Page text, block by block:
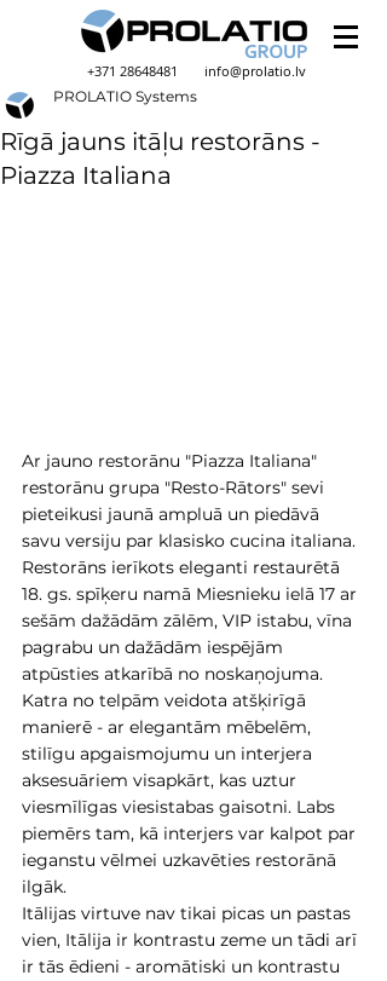
+371 28648481 info@prolatio.lv
Rīgā jauns itāļu restorāns -
Piazza Italiana
PROLATIO Systems
Ar jauno restorānu "Piazza Italiana"
restorānu grupa "Resto-Rātors" sevi
pieteikusi jaunā ampluā un piedāvā
savu versiju par klasisko cucina italiana.
Restorāns ierīkots eleganti restaurētā
18. gs. spīķeru namā Miesnieku ielā 17 ar
sešām dažādām zālēm, VIP istabu, vīna
pagrabu un dažādām iespējām
atpūsties atkarībā no noskaņojuma.
Katra no telpām veidota atšķirīgā
manierē - ar elegantām mēbelēm,
stilīgu apgaismojumu un interjera
aksesuāriem visapkārt, kas uztur
viesmīlīgas viesistabas gaisotni. Labs
piemērs tam, kā interjers var kalpot par
ieganstu vēlmei uzkavēties restorānā
ilgāk.
Itālijas virtuve nav tikai picas un pastas
vien, Itālija ir kontrastu zeme un tādi arī
ir tās ēdieni - aromātiski un kontrastu